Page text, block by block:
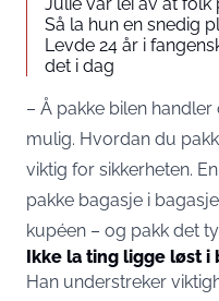
Så la hun en snedig
Levde 24 år i
det i dag
– Å pakke bilen
mulig. Hvordan du
viktig for sikkerheten.
pakke bagasje i
kupéen – og pakk det
Ikke la ting ligge løst i
Han understreker